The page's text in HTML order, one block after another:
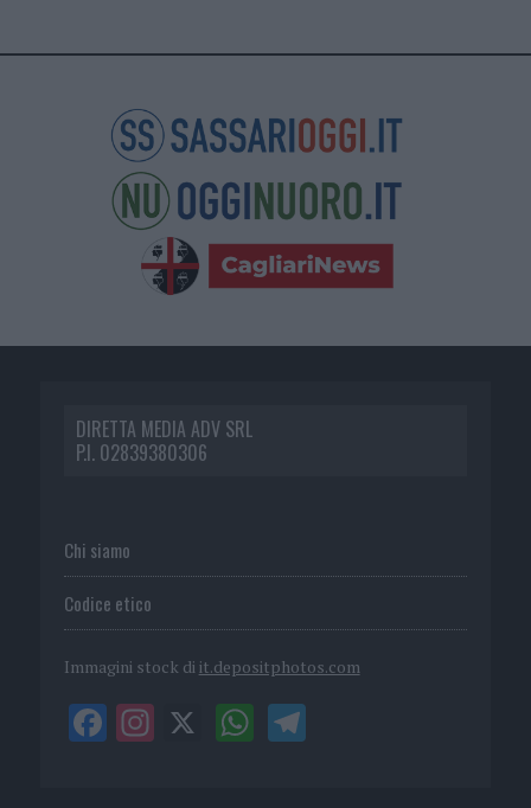
DIRETTA MEDIA ADV SRL
P.I. 02839380306
Chi siamo
Codice etico
Immagini stock di it.depositphotos.com